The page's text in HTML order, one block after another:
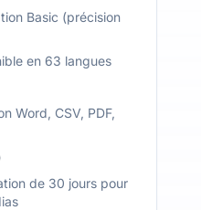
Basic (précision
en 63 langues
Word, CSV, PDF,
de 30 jours pour